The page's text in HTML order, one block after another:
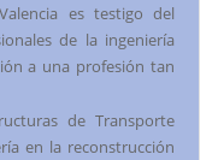
es testigo del
de la ingeniería
a una profesión tan
de Transporte
en la reconstrucción